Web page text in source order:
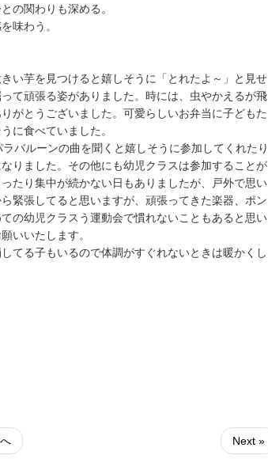
の関わりも深める。
味わう。
い芋を見つけると嬉しそうに「とれたよ～」と見せ
て頑張る姿がありました。時には、虫やかえるが飛
がとうございました。可愛らしいお弁当に子どもた
に食べていました。
バルーンの曲を聞くと嬉しそうに参加してくれたり
りました。その他にも幼児クラスは参加することが
たり集中が続かない日もありましたが、戸外で思い
緊張してると思いますが、頑張ってきた楽器、ポン
の幼児クラスう運動会で慣れないこともあると思い
いいたします。
てる子もいるので体調がすぐれないときは暖かくし
Next »